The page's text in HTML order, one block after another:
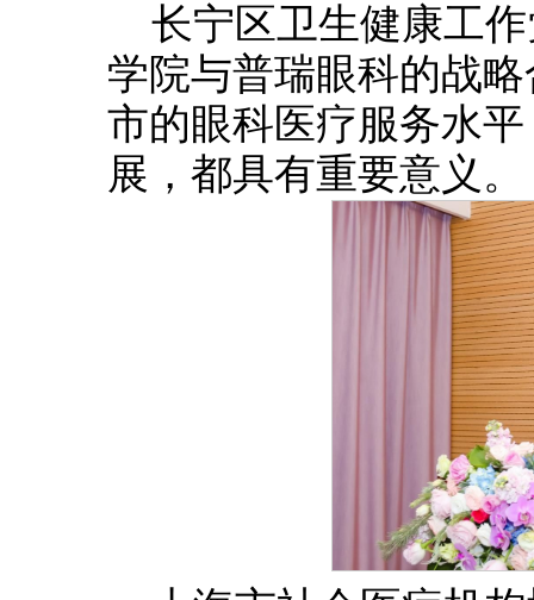
长宁区卫生健康工
学院与普瑞眼科的战
市的眼科医疗服务水
展，都具有重要意义。